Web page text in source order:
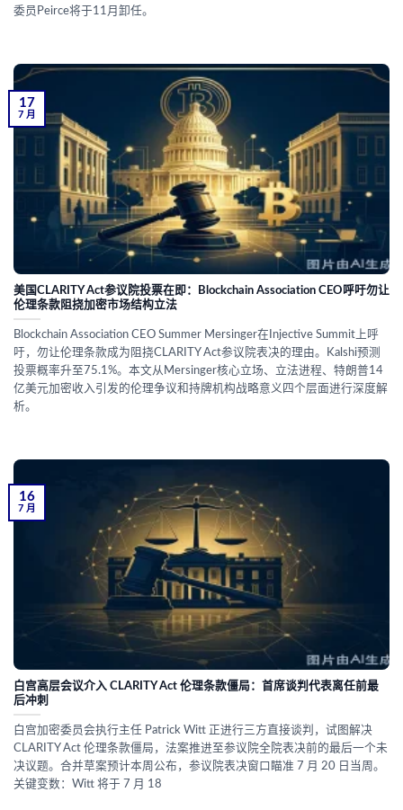
委员Peirce将于11月卸任。
美国CLARITY Act参议院投票在即：Blockchain Association CEO呼吁勿让
伦理条款阻挠加密市场结构立法
Blockchain Association CEO Summer Mersinger在Injective Summit上呼
吁，勿让伦理条款成为阻挠CLARITY Act参议院表决的理由。Kalshi预测
投票概率升至75.1%。本文从Mersinger核心立场、立法进程、特朗普14
亿美元加密收入引发的伦理争议和持牌机构战略意义四个层面进行深度解
析。
17
7 月
白宫高层会议介入 CLARITY Act 伦理条款僵局：首席谈判代表离任前最
后冲刺
白宫加密委员会执行主任 Patrick Witt 正进行三方直接谈判，试图解决
CLARITY Act 伦理条款僵局，法案推进至参议院全院表决前的最后一个未
决议题。合并草案预计本周公布，参议院表决窗口瞄准 7 月 20 日当周。
关键变数：Witt 将于 7 月 18
16
7 月